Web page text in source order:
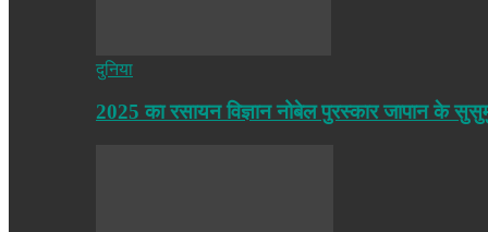
दुनिया
2025 का रसायन विज्ञान नोबेल पुरस्कार जापान के